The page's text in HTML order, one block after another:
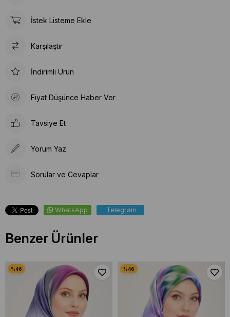
İstek Listeme Ekle
Karşılaştır
İndirimli Ürün
Fiyat Düşünce Haber Ver
Tavsiye Et
Yorum Yaz
Sorular ve Cevaplar
WhatsApp Telegram
Benzer Ürünler